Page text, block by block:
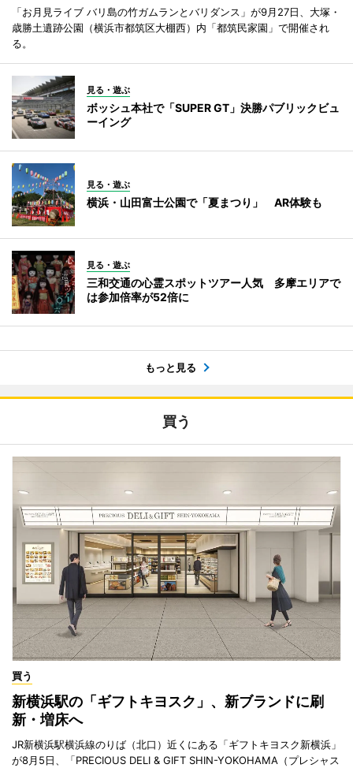
「お月見ライブ バリ島の竹ガムランとバリダンス」が9月27日、大塚・
歳勝土遺跡公園（横浜市都筑区大棚西）内「都筑民家園」で開催され
る。
見る・遊ぶ
ボッシュ本社で「SUPER GT」決勝パブリックビュ
ーイング
見る・遊ぶ
横浜・山田富士公園で「夏まつり」 AR体験も
見る・遊ぶ
三和交通の心霊スポットツアー人気 多摩エリアで
は参加倍率が52倍に
もっと見る
買う
買う
新横浜駅の「ギフトキヨスク」、新ブランドに刷
新・増床へ
JR新横浜駅横浜線のりば（北口）近くにある「ギフトキヨスク新横浜」
が8月5日、「PRECIOUS DELI & GIFT SHIN-YOKOHAMA（プレシャス